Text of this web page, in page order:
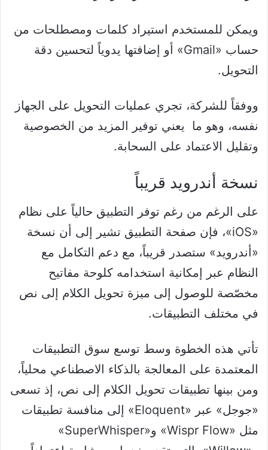
ويمكن للمستخدم استيراد كلمات ومصطلحات من
حساب «Gmail» أو إضافتها يدوياً لتحسين دقة
التحويل.
ووفقاً للشركة، تجري عمليات التحويل على الجهاز
نفسه، وهو ما يعني توفير المزيد من الخصوصية
وتقليل الاعتماد على السحابة.
نسخة أندرويد قريباً
على الرغم من رغم توفر التطبيق حالياً على نظام
«iOS»، فإن صفحة التطبيق تشير إلى أن نسخة
«أندرويد» ستصدر قريباً، مع دعم التكامل مع
النظام عبر إمكانية استخدامه كلوحة مفاتيح
مخصّصة للوصول إلى ميزة تحويل الكلام إلى نص
في مختلف التطبيقات.
تأتي هذه الخطوة وسط توسع سوق التطبيقات
المعتمدة على المعالجة بالذكاء الاصطناعي محلياً،
ومن بينها تطبيقات تحويل الكلام إلى نص، إذ تسعى
«جوجل» عبر «Eloquent» إلى منافسة تطبيقات
مثل «Wispr Flow» و«SuperWhisper»